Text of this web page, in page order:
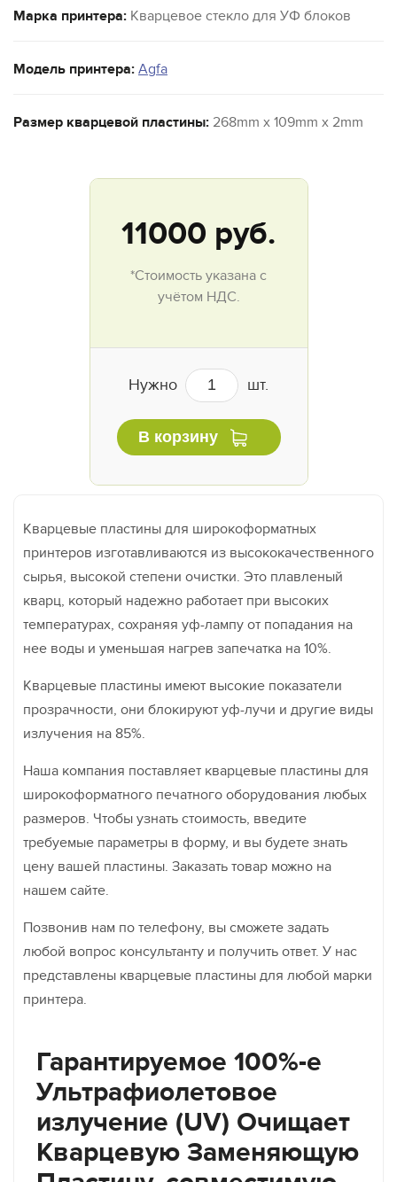
Марка принтера: Кварцевое стекло для УФ блоков
Модель принтера: Agfa
Размер кварцевой пластины: 268mm x 109mm x 2mm
11000 руб.
*Стоимость указана с
учётом НДС.
Нужно шт.
В корзину
Кварцевые пластины для широкоформатных
принтеров изготавливаются из высококачественного
сырья, высокой степени очистки. Это плавленый
кварц, который надежно работает при высоких
температурах, сохраняя уф-лампу от попадания на
нее воды и уменьшая нагрев запечатка на 10%.
Кварцевые пластины имеют высокие показатели
прозрачности, они блокируют уф-лучи и другие виды
излучения на 85%.
Наша компания поставляет кварцевые пластины для
широкоформатного печатного оборудования любых
размеров. Чтобы узнать стоимость, введите
требуемые параметры в форму, и вы будете знать
цену вашей пластины. Заказать товар можно на
нашем сайте.
Позвонив нам по телефону, вы сможете задать
любой вопрос консультанту и получить ответ. У нас
представлены кварцевые пластины для любой марки
принтера.
Гарантируемое 100%-е
Ультрафиолетовое
излучение (UV) Очищает
Кварцевую Заменяющую